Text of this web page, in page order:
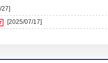
27]
[2025/07/17]